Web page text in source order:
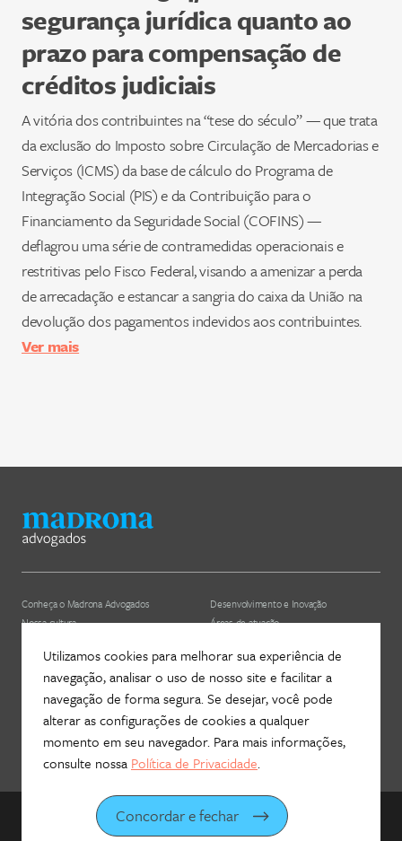
segurança jurídica quanto ao
prazo para compensação de
créditos judiciais
A vitória dos contribuintes na “tese do século” — que trata
da exclusão do Imposto sobre Circulação de Mercadorias e
Serviços (ICMS) da base de cálculo do Programa de
Integração Social (PIS) e da Contribuição para o
Financiamento da Seguridade Social (COFINS) —
deflagrou uma série de contramedidas operacionais e
restritivas pelo Fisco Federal, visando a amenizar a perda
de arrecadação e estancar a sangria do caixa da União na
devolução dos pagamentos indevidos aos contribuintes.
Ver mais
Conheça o Madrona Advogados
Nossa cultura
Desenvolvimento e Inovação
Áreas de atuação
Hub Madrona
Vem ser Madrona
Proteção de Dados e Privacidade
Contato
Newsletter
Fale com a gente!
©2026Madrona Advogados
Utilizamos cookies para melhorar sua experiência de
navegação, analisar o uso de nosso site e facilitar a
navegação de forma segura. Se desejar, você pode
alterar as configurações de cookies a qualquer
momento em seu navegador. Para mais informações,
consulte nossa Política de Privacidade.
Concordar e fechar